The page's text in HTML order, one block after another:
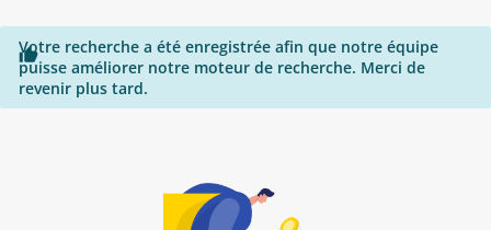

Votre recherche a été enregistrée afin que notre équipe
puisse améliorer notre moteur de recherche. Merci de
revenir plus tard.